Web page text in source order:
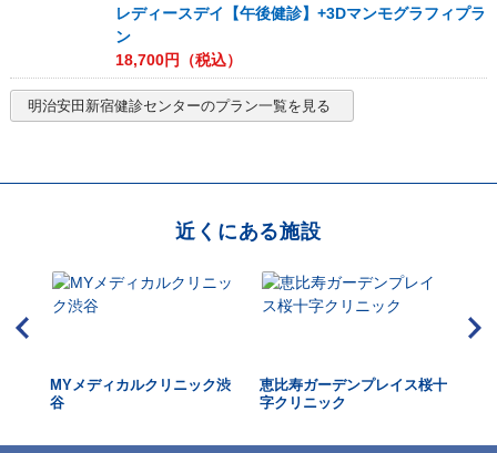
レディースデイ【午後健診】+3Dマンモグラフィプラ
ン
18,700円（税込）
明治安田新宿健診センターのプラン一覧を見る
近くにある施設
MYメディカルクリニック渋
谷
恵比寿ガーデンプレイス桜十
字クリニック